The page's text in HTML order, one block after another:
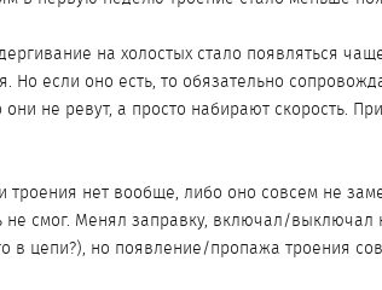
на холостых стало появляться
Но если оно есть, то обязательно
не ревут, а просто набирают скорость.
нет вообще, либо оно совсем не
не смог. Менял заправку, включал/
в цепи?), но появление/пропажа троения